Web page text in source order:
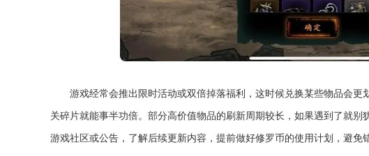
游戏经常会推出限时活动或双倍掉落福利，这时候兑换某些物品会
关碎片就能事半功倍。部分高价值物品的刷新周期较长，如果遇到了就
游戏社区或公告，了解后续更新内容，提前做好修罗币的使用计划，避免